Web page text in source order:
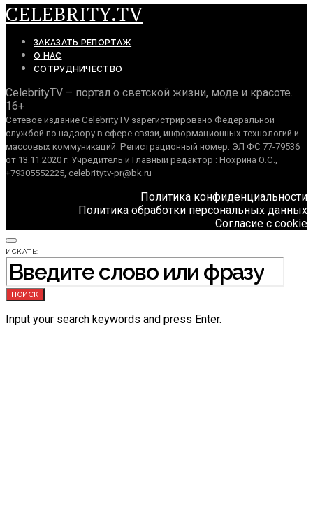
CELEBRITY.TV
ЗАКАЗАТЬ РЕПОРТАЖ
О НАС
СОТРУДНИЧЕСТВО
CelebrityTV – портал о светской жизни, моде и красоте.
16+
Сетевое издание CelebrityTV зарегистрировано Федеральной
службой по надзору в сфере связи, информационных технологий и
массовых коммуникаций. Регистрационный номер: ЭЛ ФС 77-79536
от 13.11.2020 г. Учредитель и Главный редактор : Нохрина О.С.,
+79305552225, celebritytv-pr@bk.ru
Политика конфиденциальности
Политика обработки персональных данных
Согласие с cookie
ИСКАТЬ:
ПОИСК
Input your search keywords and press Enter.